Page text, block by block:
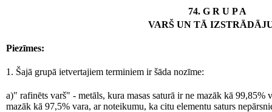
74. G R U P A
VARŠ UN TĀ
Piezīmes:
1. Šajā grupā ietvertajiem terminiem ir šāda nozīme:
a)" rafinēts varš" - metāls, kura masas saturā ir ne mazāk kā 99,85%
mazāk kā 97,5% vara, ar noteikumu, ka citu elementu saturs